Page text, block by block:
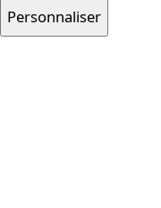
Personnaliser